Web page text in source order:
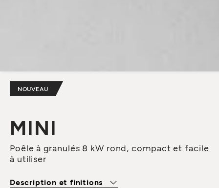
NOUVEAU
MINI
Poêle à granulés 8 kW rond, compact et facile
à utiliser
Description et finitions